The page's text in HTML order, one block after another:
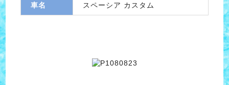
車名 スペーシア カスタム